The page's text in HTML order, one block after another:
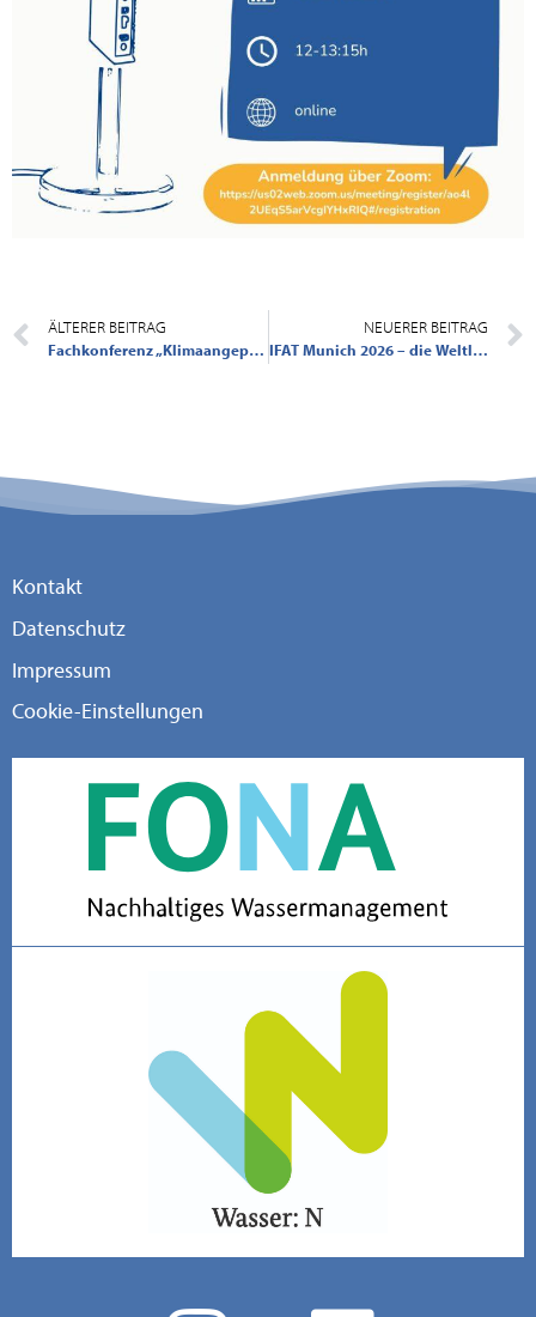
ÄLTERER BEITRAG
Fachkonferenz „Klimaangepasst leben“
NEUERER BEITRAG
IFAT Munich 2026 – die Weltleitmesse für Umwelttechnologien
Kontakt
Datenschutz
Impressum
Cookie-Einstellungen